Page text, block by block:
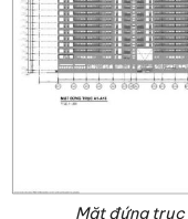
Mặt đứng trục